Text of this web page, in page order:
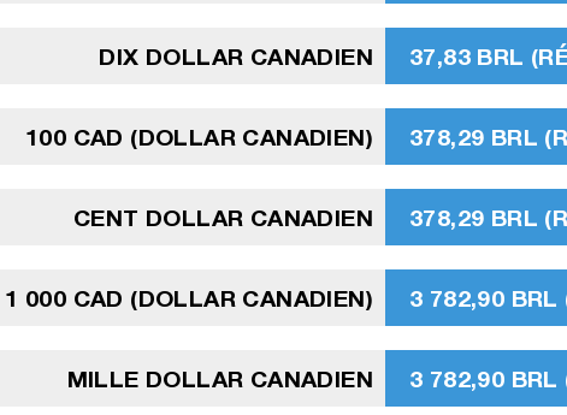
DIX DOLLAR CANADIEN 37,83 BRL
100 CAD (DOLLAR CANADIEN) 378,29 BRL
CENT DOLLAR CANADIEN 378,29 BRL
1 000 CAD (DOLLAR CANADIEN) 3 782,90 BRL
MILLE DOLLAR CANADIEN 3 782,90 BRL